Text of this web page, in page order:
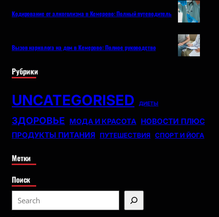
Кодирование от алкоголизма в Кемерово: Полный путеводитель
Вызов нарколога на дом в Кемерово: Полное руководство
Рубрики
UNCATEGORISED ДИЕТЫ
ЗДОРОВЬЕ МОДА И КРАСОТА НОВОСТИ ПЛЮС
ПРОДУКТЫ ПИТАНИЯ
ПУТЕШЕСТВИЯ СПОРТ И ЙОГА
Метки
Поиск
e